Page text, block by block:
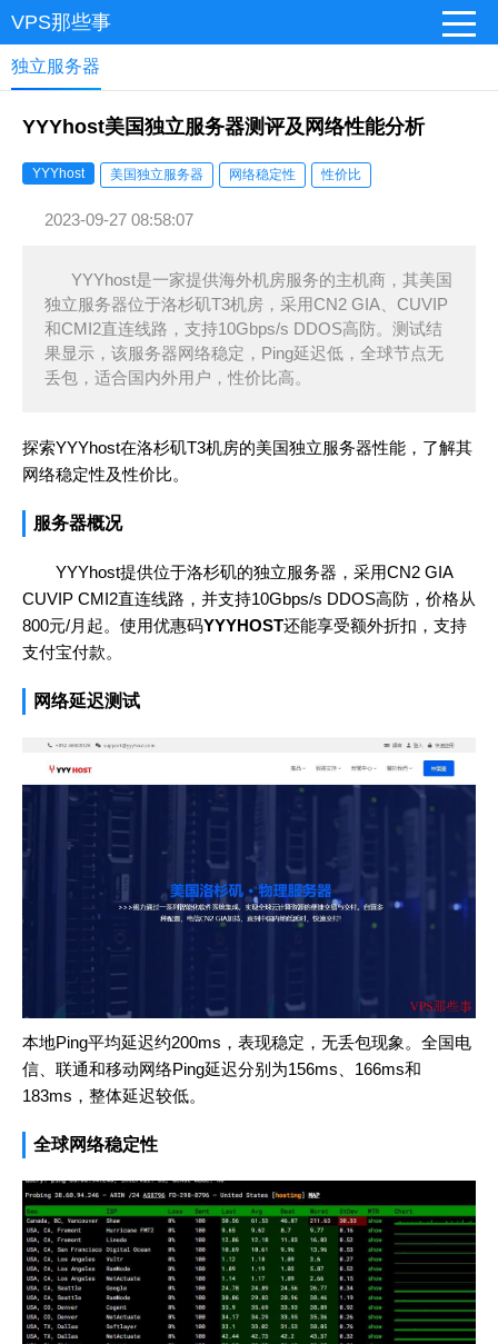
VPS那些事
独立服务器
YYYhost美国独立服务器测评及网络性能分析
YYYhost 美国独立服务器 网络稳定性 性价比
2023-09-27 08:58:07
YYYhost是一家提供海外机房服务的主机商，其美国
独立服务器位于洛杉矶T3机房，采用CN2 GIA、CUVIP
和CMI2直连线路，支持10Gbps/s DDOS高防。测试结
果显示，该服务器网络稳定，Ping延迟低，全球节点无
丢包，适合国内外用户，性价比高。
探索YYYhost在洛杉矶T3机房的美国独立服务器性能，了解其
网络稳定性及性价比。
服务器概况
YYYhost提供位于洛杉矶的独立服务器，采用CN2 GIA
CUVIP CMI2直连线路，并支持10Gbps/s DDOS高防，价格从
800元/月起。使用优惠码YYYHOST还能享受额外折扣，支持
支付宝付款。
网络延迟测试
本地Ping平均延迟约200ms，表现稳定，无丢包现象。全国电
信、联通和移动网络Ping延迟分别为156ms、166ms和
183ms，整体延迟较低。
全球网络稳定性